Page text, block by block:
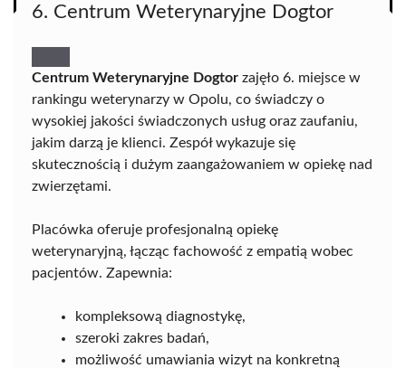
6. Centrum Weterynaryjne Dogtor
Centrum Weterynaryjne Dogtor zajęło 6. miejsce w
rankingu weterynarzy w Opolu, co świadczy o
wysokiej jakości świadczonych usług oraz zaufaniu,
jakim darzą je klienci. Zespół wykazuje się
skutecznością i dużym zaangażowaniem w opiekę nad
zwierzętami.
Placówka oferuje profesjonalną opiekę
weterynaryjną, łącząc fachowość z empatią wobec
pacjentów. Zapewnia:
kompleksową diagnostykę,
szeroki zakres badań,
możliwość umawiania wizyt na konkretną